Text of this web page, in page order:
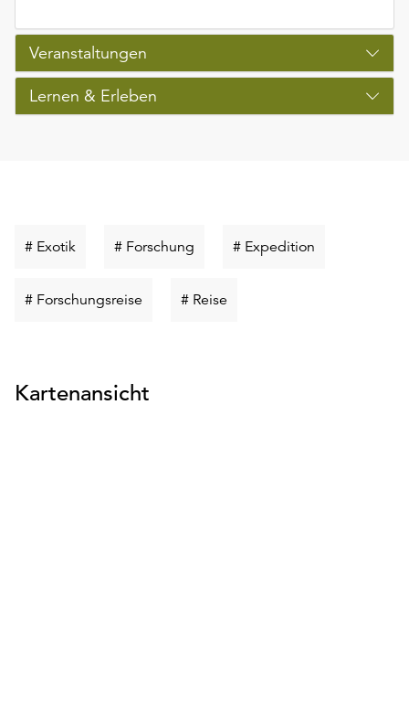
Datenschutzerklärung
oder
dem
Impressum
.
Veranstaltungen
Lernen & Erleben
# ExotikSchlüsselwort
# Forschung Schlüsselwort
# Expedition
# Forschungsreise Schlüsselwort
# Reise
Kartenansicht